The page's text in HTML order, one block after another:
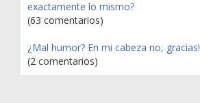
exactamente lo mismo?
(63 comentarios)
¿Mal humor? En mi cabeza no, gracias!
(2 comentarios)